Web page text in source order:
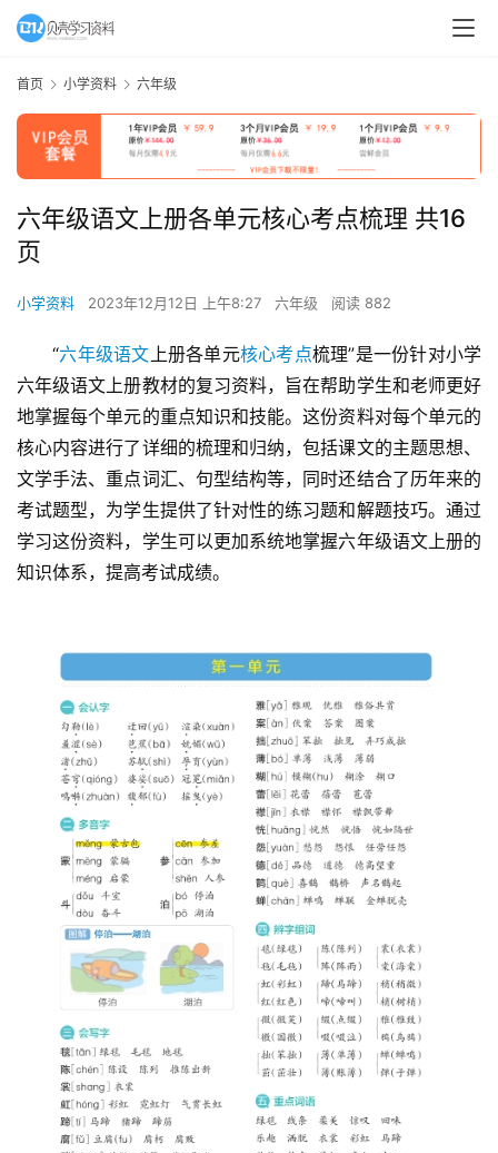
首页 小学资料 六年级
六年级语文上册各单元核心考点梳理 共16
页
小学资料 2023年12月12日 上午8:27 六年级 阅读 882
“六年级语文 上册各单元核心考点梳理”是一份针对小学
六年级语文上册教材的复习资料，旨在帮助学生和老师更好
地掌握每个单元的重点知识和技能。这份资料对每个单元的
核心内容进行了详细的梳理和归纳，包括课文的主题思想、
文学手法、重点词汇、句型结构等，同时还结合了历年来的
考试题型，为学生提供了针对性的练习题和解题技巧。通过
学习这份资料，学生可以更加系统地掌握六年级语文上册的
知识体系，提高考试成绩。